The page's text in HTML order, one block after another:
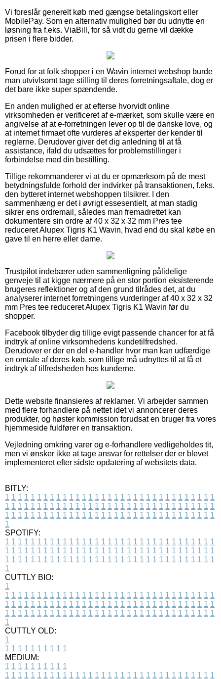
Vi foreslår generelt køb med gængse betalingskort eller
MobilePay. Som en alternativ mulighed bør du udnytte en
løsning fra f.eks. ViaBill, for så vidt du gerne vil dække
prisen i flere bidder.
Forud for at folk shopper i en Wavin internet webshop burde
man utvivlsomt tage stilling til deres forretningsaftale, dog er
det bare ikke super spændende.
En anden mulighed er at efterse hvorvidt online
virksomheden er verificeret af e-mærket, som skulle være en
angivelse af at e-forretningen lever op til de danske love, og
at internet firmaet ofte vurderes af eksperter der kender til
reglerne. Derudover giver det dig anledning til at få
assistance, ifald du udsættes for problemstillinger i
forbindelse med din bestilling.
Tillige rekommanderer vi at du er opmærksom på de mest
betydningsfulde forhold der indvirker på transaktionen, f.eks.
den bytteret internet webshoppen tilsikrer. I den
sammenhæng er det i øvrigt essesentielt, at man stadig
sikrer ens ordremail, således man fremadrettet kan
dokumentere sin ordre af 40 x 32 x 32 mm Pres tee
reduceret Alupex Tigris K1 Wavin, hvad end du skal købe en
gave til en herre eller dame.
Trustpilot indebærer uden sammenligning pålidelige
genveje til at kigge nærmere på en stor portion eksisterende
brugeres reflektioner og af den grund tilrådes det, at du
analyserer internet forretningens vurderinger af 40 x 32 x 32
mm Pres tee reduceret Alupex Tigris K1 Wavin før du
shopper.
Facebook tilbyder dig tillige evigt passende chancer for at få
indtryk af online virksomhedens kundetilfredshed.
Derudover er der en del e-handler hvor man kan udfærdige
en omtale af deres køb, som tillige må udnyttes til at få et
indtryk af tilfredsheden hos kunderne.
Dette website finansieres af reklamer. Vi arbejder sammen
med flere forhandlere på nettet idet vi annoncerer deres
produkter, og høster kommission forudsat en bruger fra vores
hjemmeside fuldfører en transaktion.
Vejledning omkring varer og e-forhandlere vedligeholdes tit,
men vi ønsker ikke at tage ansvar for rettelser der er blevet
implementeret efter sidste opdatering af websitets data.
BITLY:
1 1 1 1 1 1 1 1 1 1 1 1 1 1 1 1 1 1 1 1 1 1 1 1 1 1 1 1 1 1 1 1 1
1 1 1 1 1 1 1 1 1 1 1 1 1 1 1 1 1 1 1 1 1 1 1 1 1 1 1 1 1 1 1 1 1
1 1 1 1 1 1 1 1 1 1 1 1 1 1 1 1 1 1 1 1 1 1 1 1 1 1 1 1 1 1 1 1 1
1
SPOTIFY:
1 1 1 1 1 1 1 1 1 1 1 1 1 1 1 1 1 1 1 1 1 1 1 1 1 1 1 1 1 1 1 1 1
1 1 1 1 1 1 1 1 1 1 1 1 1 1 1 1 1 1 1 1 1 1 1 1 1 1 1 1 1 1 1 1 1
1 1 1 1 1 1 1 1 1 1 1 1 1 1 1 1 1 1 1 1 1 1 1 1 1 1 1 1 1 1 1 1 1
1
CUTTLY BIO:
1
1 1 1 1 1 1 1 1 1 1 1 1 1 1 1 1 1 1 1 1 1 1 1 1 1 1 1 1 1 1 1 1 1
1 1 1 1 1 1 1 1 1 1 1 1 1 1 1 1 1 1 1 1 1 1 1 1 1 1 1 1 1 1 1 1 1
1 1 1 1 1 1 1 1 1 1 1 1 1 1 1 1 1 1 1 1 1 1 1 1 1 1 1 1 1 1 1 1 1
1
CUTTLY OLD:
1
1 1 1 1 1 1 1 1 1 1
MEDIUM:
1 1 1 1 1 1 1 1 1 1
1 1 1 1 1 1 1 1 1 1 1 1 1 1 1 1 1 1 1 1 1 1 1 1 1 1 1 1 1 1 1 1 1